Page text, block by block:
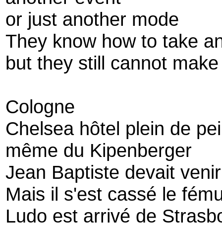
or just another mode
They know how to take
but they still cannot
Cologne
Chelsea hôtel plein de
même du Kipenberger
Jean Baptiste devait
Mais il s'est cassé le
Ludo est arrivé de